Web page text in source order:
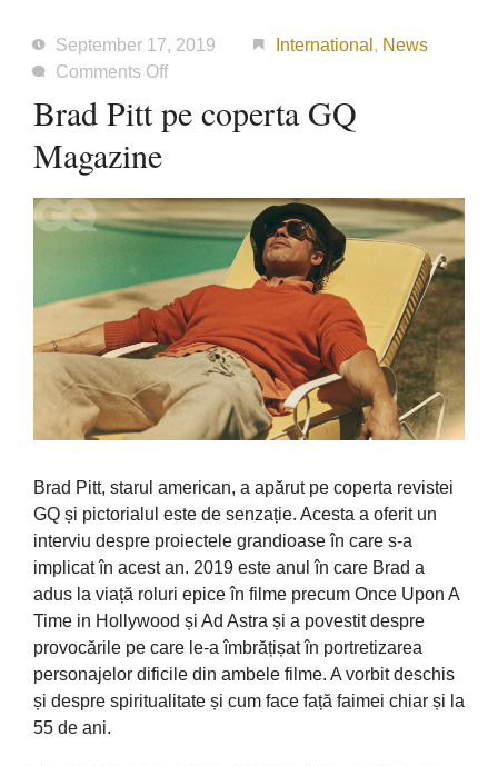
September 17, 2019 International , News
Comments Offon
Pitt
GQ
Magazine
Brad Pitt pe coperta GQ
Magazine
Brad Pitt, starul american, a apărut pe coperta revistei
GQ și pictorialul este de senzație. Acesta a oferit un
interviu despre proiectele grandioase în care s-a
implicat în acest an. 2019 este anul în care Brad a
adus la viață roluri epice în filme precum Once Upon A
Time in Hollywood și Ad Astra și a povestit despre
provocările pe care le-a îmbrățișat în portretizarea
personajelor dificile din ambele filme. A vorbit deschis
și despre spiritualitate și cum face față faimei chiar și la
55 de ani.